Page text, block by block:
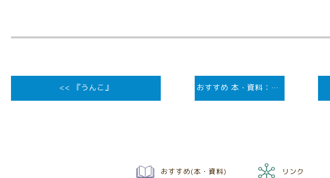
<< 『うんこ』 おすすめ 本・資料
おすすめ(本・資料) リンク